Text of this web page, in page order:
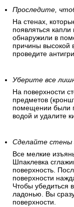
Проследите,
На стенах,
появляться
обнаружили в
причины высокой
проведите
Уберите все
На поверхности
предметов
помещении были
водой и удалите
Сделайте стены
Все мелкие
Шпаклевка
поверхность.
поверхности
Чтобы убедиться
ладонью. Вы
поверхности.